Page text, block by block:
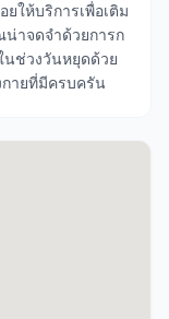
ให้บริการเพื่อเติม
าจดจำด้วยการก
นช่วงวันหยุดด้วย
ายที่มีครบครัน